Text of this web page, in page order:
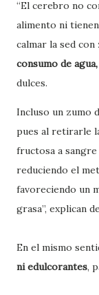
“El cerebro no
alimento ni
calmar la sed
consumo de agua,
dulces.
Incluso un zumo
pues al retirarle
fructosa a sangre
reduciendo el
favoreciendo un
grasa”, explican
En el mismo
ni edulcorantes,